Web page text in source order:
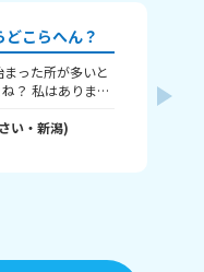
こらへん？
った所が多いと
さい・ 新潟)